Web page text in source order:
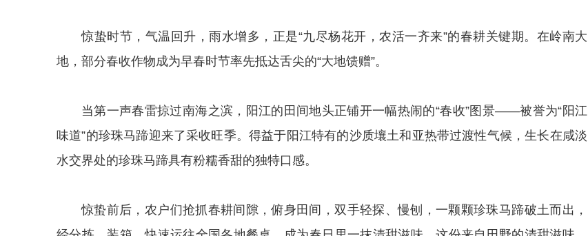
惊蛰时节，气温回升，雨水增多，正是“九尽杨花开，农活一齐来”的春耕关键期。在岭南大
地，部分春收作物成为早春时节率先抵达舌尖的“大地馈赠”。
当第一声春雷掠过南海之滨，阳江的田间地头正铺开一幅热闹的“春收”图景——被誉为“阳江
味道”的珍珠马蹄迎来了采收旺季。得益于阳江特有的沙质壤土和亚热带过渡性气候，生长在咸淡
水交界处的珍珠马蹄具有粉糯香甜的独特口感。
惊蛰前后，农户们抢抓春耕间隙，俯身田间，双手轻探、慢刨，一颗颗珍珠马蹄破土而出，